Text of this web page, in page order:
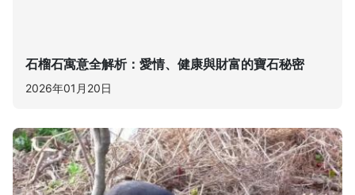
石榴石寓意全解析：愛情、健康與財富的寶石秘密
2026年01月20日